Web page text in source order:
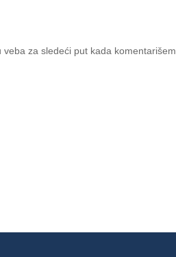
za sledeći put kada komentarišem.